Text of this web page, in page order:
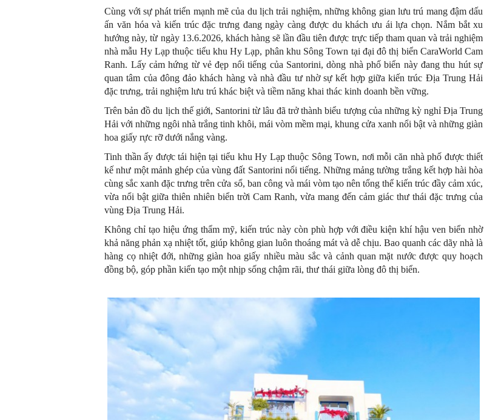
Cùng với sự phát triển mạnh mẽ của du lịch trải nghiệm, những không gian lưu trú mang đậm dấu
ấn văn hóa và kiến trúc đặc trưng đang ngày càng được du khách ưu ái lựa chọn. Nắm bắt xu
hướng này, từ ngày 13.6.2026, khách hàng sẽ lần đầu tiên được trực tiếp tham quan và trải nghiệm
nhà mẫu Hy Lạp thuộc tiểu khu Hy Lạp, phân khu Sông Town tại đại đô thị biển CaraWorld Cam
Ranh. Lấy cảm hứng từ vẻ đẹp nổi tiếng của Santorini, dòng nhà phố biển này đang thu hút sự
quan tâm của đông đảo khách hàng và nhà đầu tư nhờ sự kết hợp giữa kiến trúc Địa Trung Hải
đặc trưng, trải nghiệm lưu trú khác biệt và tiềm năng khai thác kinh doanh bền vững.
Trên bản đồ du lịch thế giới, Santorini từ lâu đã trở thành biểu tượng của những kỳ nghỉ Địa Trung
Hải với những ngôi nhà trắng tinh khôi, mái vòm mềm mại, khung cửa xanh nổi bật và những giàn
hoa giấy rực rỡ dưới nắng vàng.
Tinh thần ấy được tái hiện tại tiểu khu Hy Lạp thuộc Sông Town, nơi mỗi căn nhà phố được thiết
kế như một mảnh ghép của vùng đất Santorini nổi tiếng. Những mảng tường trắng kết hợp hài hòa
cùng sắc xanh đặc trưng trên cửa sổ, ban công và mái vòm tạo nên tổng thể kiến trúc đầy cảm xúc,
vừa nổi bật giữa thiên nhiên biển trời Cam Ranh, vừa mang đến cảm giác thư thái đặc trưng của
vùng Địa Trung Hải.
Không chỉ tạo hiệu ứng thẩm mỹ, kiến trúc này còn phù hợp với điều kiện khí hậu ven biển nhờ
khả năng phản xạ nhiệt tốt, giúp không gian luôn thoáng mát và dễ chịu. Bao quanh các dãy nhà là
hàng cọ nhiệt đới, những giàn hoa giấy nhiều màu sắc và cảnh quan mặt nước được quy hoạch
đồng bộ, góp phần kiến tạo một nhịp sống chậm rãi, thư thái giữa lòng đô thị biển.